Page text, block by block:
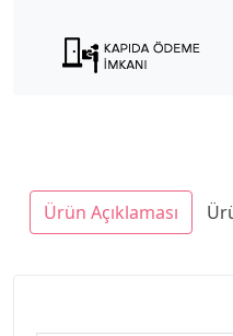
Ürün Açıklaması